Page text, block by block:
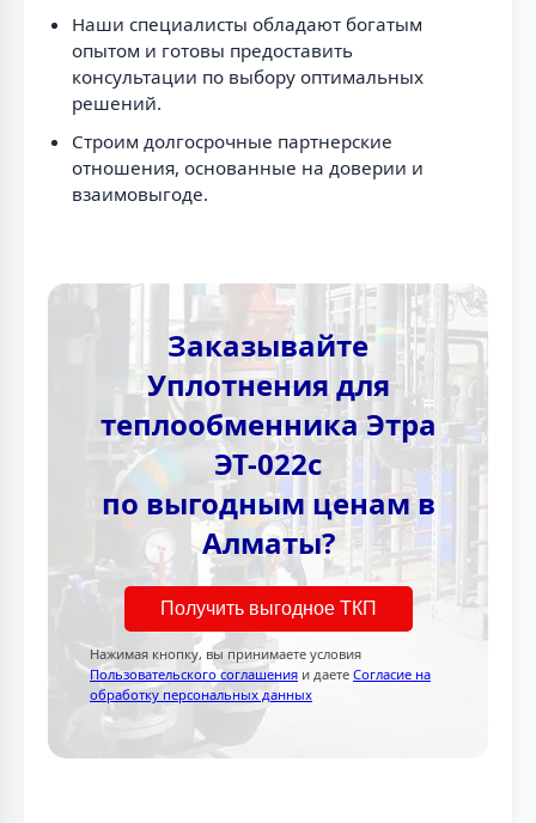
Наши специалисты обладают богатым
опытом и готовы предоставить
консультации по выбору оптимальных
решений.
Строим долгосрочные партнерские
отношения, основанные на доверии и
взаимовыгоде.
Заказывайте
Уплотнения для
теплообменника Этра
ЭТ-022с
по выгодным ценам в
Алматы?
Получить выгодное ТКП
Нажимая кнопку, вы принимаете условия
Пользовательского соглашения и даете Согласие на
обработку персональных данных